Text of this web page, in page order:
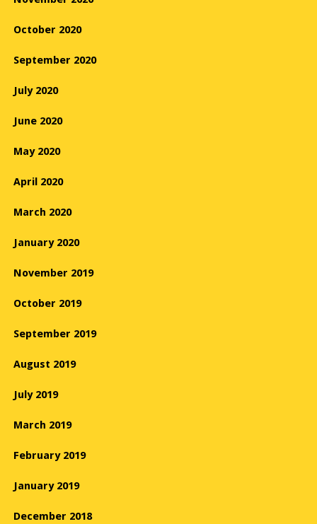
October 2020
September 2020
July 2020
June 2020
May 2020
April 2020
March 2020
January 2020
November 2019
October 2019
September 2019
August 2019
July 2019
March 2019
February 2019
January 2019
December 2018